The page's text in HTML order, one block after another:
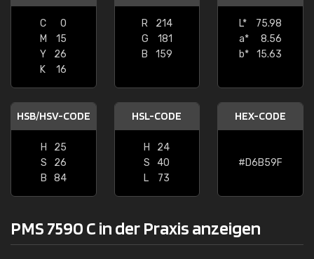
C
0
M
15
Y
26
K
16
R
214
G
181
B
159
L*
75.98
a*
8.56
b*
15.63
HSB/HSV-CODE
H
25
S
26
B
84
HSL-CODE
H
24
S
40
L
73
HEX-CODE
#D6B59F
PMS 7590 C in der Praxis anzeigen